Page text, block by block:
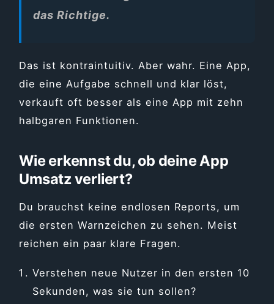
das Richtige.
Das ist kontraintuitiv. Aber wahr. Eine App,
die eine Aufgabe schnell und klar löst,
verkauft oft besser als eine App mit zehn
halbgaren Funktionen.
Wie erkennst du, ob deine App
Umsatz verliert?
Du brauchst keine endlosen Reports, um
die ersten Warnzeichen zu sehen. Meist
reichen ein paar klare Fragen.
Verstehen neue Nutzer in den ersten 10
Sekunden, was sie tun sollen?